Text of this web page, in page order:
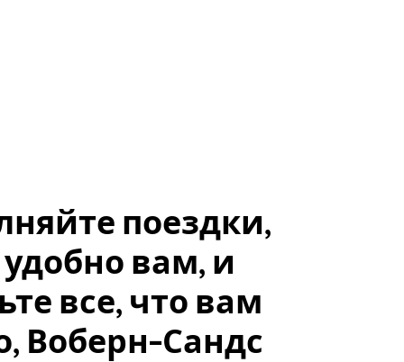
поездки,
удобно вам, и
все, что вам
Воберн-Сандс